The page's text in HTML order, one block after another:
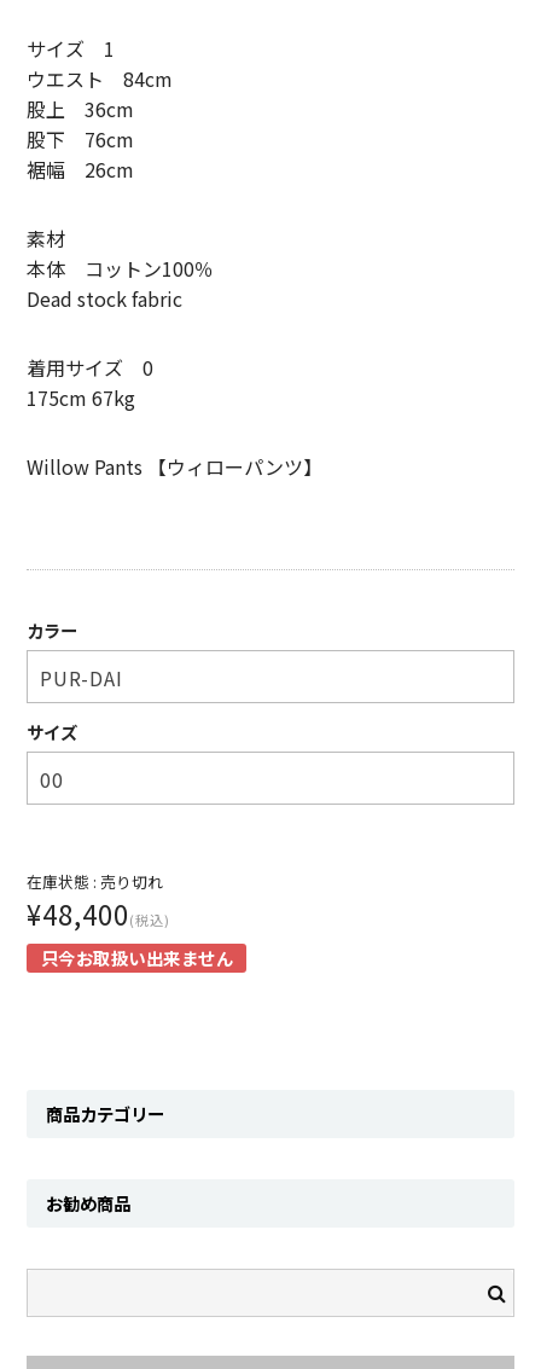
Willow Pants 【ウィローパンツ】
WEST’S OVERALLS【ウエストオーバーオールズ】
ITEM
OUTER
SHIRT
KNIT
PANTS
HAT & CAP
SHOES
BAG & WALLET
BELT
OTHER
About
サイズ 1
ウエスト 84cm
股上 36cm
股下 76cm
裾幅 26cm
素材
本体 コットン100％
Dead stock fabric
着用サイズ 0
175cm 67kg
Willow Pants 【ウィローパンツ】
カラー
サイズ
在庫状態 : 売り切れ
¥48,400(税込)
只今お取扱い出来ません
商品カテゴリー
お勧め商品